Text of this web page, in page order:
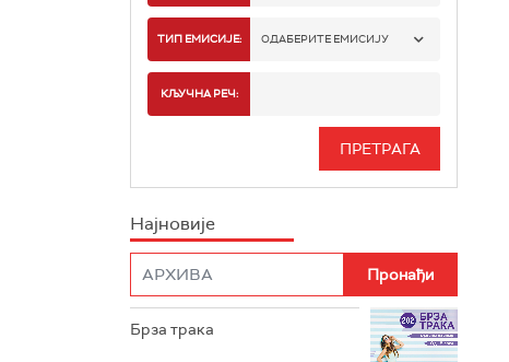
РАДИО БЕОГРАД 1
РАДИО БЕОГРАД 3
РАДИО РОКЕНРОЛЕР
РАДИО ЏУБОКС
ТИП ЕМИСИЈЕ: ОДАБЕРИТЕ ЕМИСИЈУ
ИНФО
КЉУЧНА РЕЧ:
Најновије
Брза трака